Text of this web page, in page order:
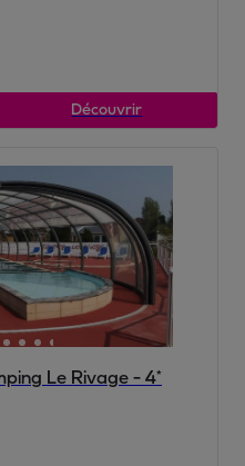
Découvrir
Le Rivage - 4*